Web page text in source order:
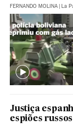
FERNANDO MOLINA | La
Justiça
espiões